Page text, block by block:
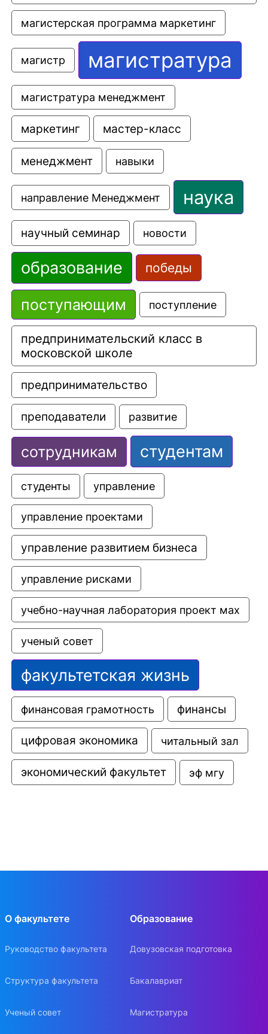
магистерская программа маркетинг
магистр магистратура
магистратура менеджмент
маркетинг мастер-класс
менеджмент навыки
направление Менеджмент наука
научный семинар новости
образование победы
поступающим поступление
предпринимательский класс в
московской школе
предпринимательство
преподаватели развитие
сотрудникам студентам
студенты управление
управление проектами
управление развитием бизнеса
управление рисками
учебно-научная лаборатория проект мах
ученый совет
факультетская жизнь
финансовая грамотность финансы
цифровая экономика читальный зал
экономический факультет эф мгу
О факультете
Руководство факультета
Структура факультета
Ученый совет
Образование
Довузовская подготовка
Бакалавриат
Магистратура